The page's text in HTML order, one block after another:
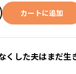
カートに追加
くした夫はまだ生